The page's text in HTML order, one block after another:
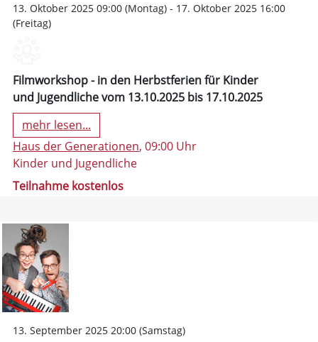
13. Oktober 2025 09:00 (Montag) - 17. Oktober 2025 16:00
(Freitag)
Filmworkshop - in den Herbstferien für Kinder
und Jugendliche vom 13.10.2025 bis 17.10.2025
mehr lesen...
Haus der Generationen, 09:00 Uhr
Kinder und Jugendliche
Teilnahme kostenlos
13. September 2025 20:00 (Samstag)